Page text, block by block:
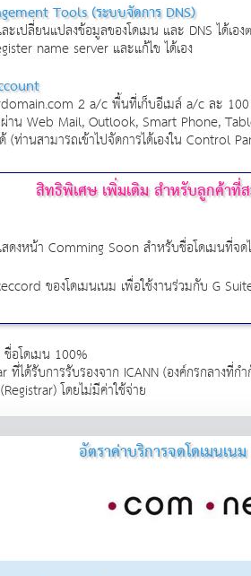
Tools (ระบบจัดการ DNS)
ะเปลี่ยนแปลงข้อมูลของโดเมน และ DNS ได้เอ
name server และแก้ไข ได้เอง
2 a/c พื้นที่เก็บอีเมล์ a/c ละ
าน Web Mail, Outlook, Smart Phone,
(ท่านสามารถเข้าไปจัดการได้เองใน Control
สิทธิพิเศษ เพิ่มเติม สำหรับลูกค้าที่
ดงหน้า Comming Soon สำหรับชื่อโดเมนที่จ
ของโดเมนเนม เพื่อใช้งานร่วมกับ G
อโดเมน 100%
ที่ได้รับการรับรองจาก ICANN (องค์กรกลางที่
โดยไม่มีค่าใช้จ่าย
อัตราค่าบริการจดโดเมนเน